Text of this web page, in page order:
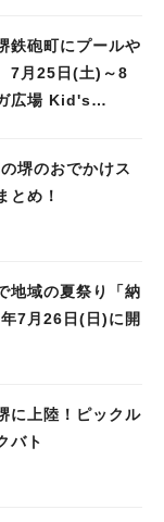
鉄砲町にプールや
7月25日(土)～8
広場 Kid's
堺のおでかけス
とめ！
地域の夏祭り「納
7月26日(日)に開
に上陸！ピックル
バト